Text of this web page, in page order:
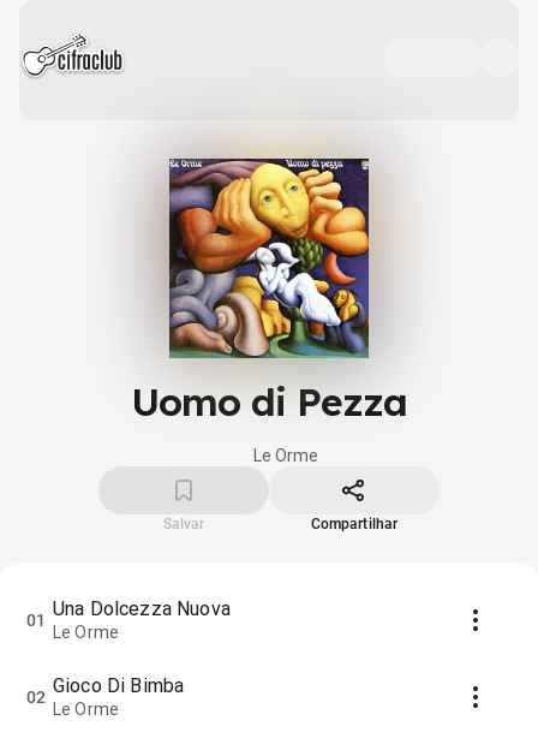
Uomo di Pezza
Le Orme
Salvar Compartilhar
01 Una Dolcezza Nuova
Le Orme
02 Gioco Di Bimba
Le Orme